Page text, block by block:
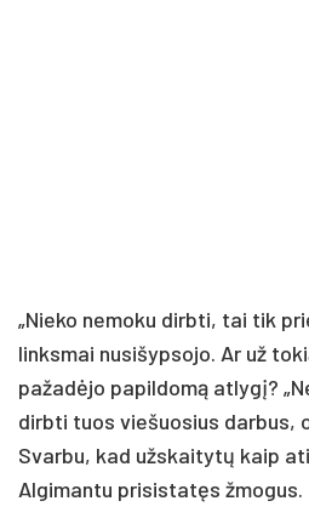
„Nie­ko ne­mo­ku dirb­ti, tai tik
links­mai nu­si­šyp­so­jo. Ar už
pa­ža­dė­jo pa­pil­do­mą at­ly­gį?
dirb­ti tuos vie­šuo­sius dar­bus,
Svar­bu, kad už­skai­ty­tų kaip
Al­gi­man­tu pri­si­sta­tęs žmo­gus.